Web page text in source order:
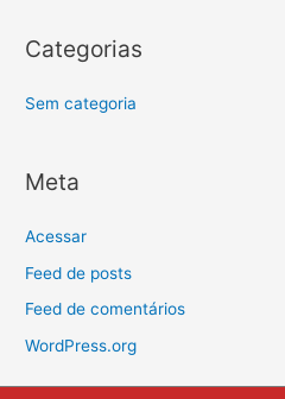
Categorias
Sem categoria
Meta
Acessar
Feed de posts
Feed de comentários
WordPress.org